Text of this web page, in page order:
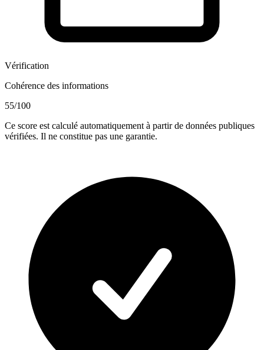
Vérification
Cohérence des informations
55/100
Ce score est calculé automatiquement à partir de données publiques
vérifiées. Il ne constitue pas une garantie.